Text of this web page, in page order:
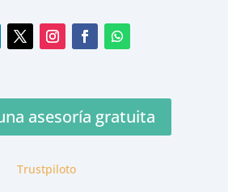
asesoría gratuita
Trustpiloto